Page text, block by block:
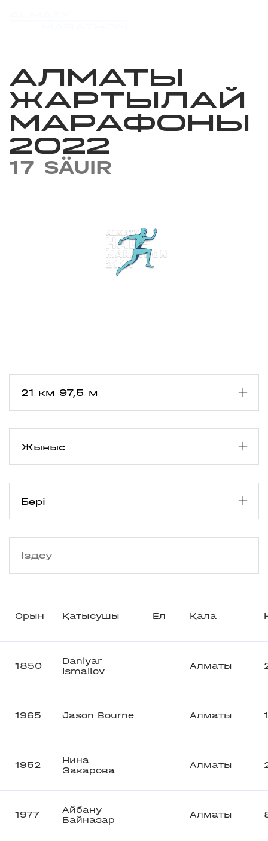
АЛМАТЫ
ЖАРТЫЛАЙ
МАРАФОНЫ
2022
17 SÄUIR
Орын Қатысушы Ел Қала
1850
Daniyar
Ismailov
Алматы
1965 Jason Bourne Алматы
1952
Нина
Закарова
Алматы
1977
Айбану
Байназар
Алматы